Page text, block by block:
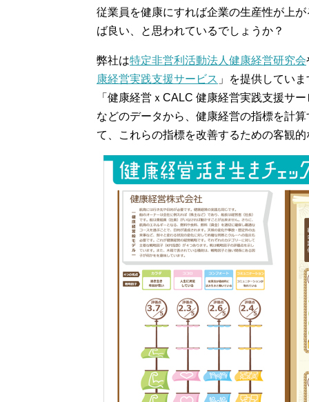
従業員を健康にすれば企業の生産性が上
ば良い、と思われているでしょうか？
弊社は特定非営利活動法人健康経営研究会
康経営実践支援サービス 」を提供してい
「健康経営ｘCALC 健康経営実践支援サ
などのデータから、健康経営の指標を計
て、これらの指標を改善するための客観